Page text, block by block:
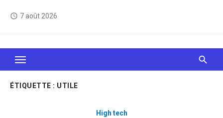
access_time 7 août 2026
Le Web, c'est comme une boîte de chocolats… On
sait jamais sur quoi on va tomber !
ÉTIQUETTE : UTILE
High tech